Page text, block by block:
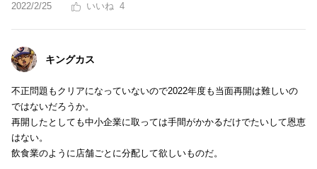
2022/2/25 4
キングカス
不正問題もクリアになっていないので2022年度も当面再開は難しいの
ではないだろうか。
再開したとしても中小企業に取っては手間がかかるだけでたいして恩恵
はない。
飲食業のように店舗ごとに分配して欲しいものだ。